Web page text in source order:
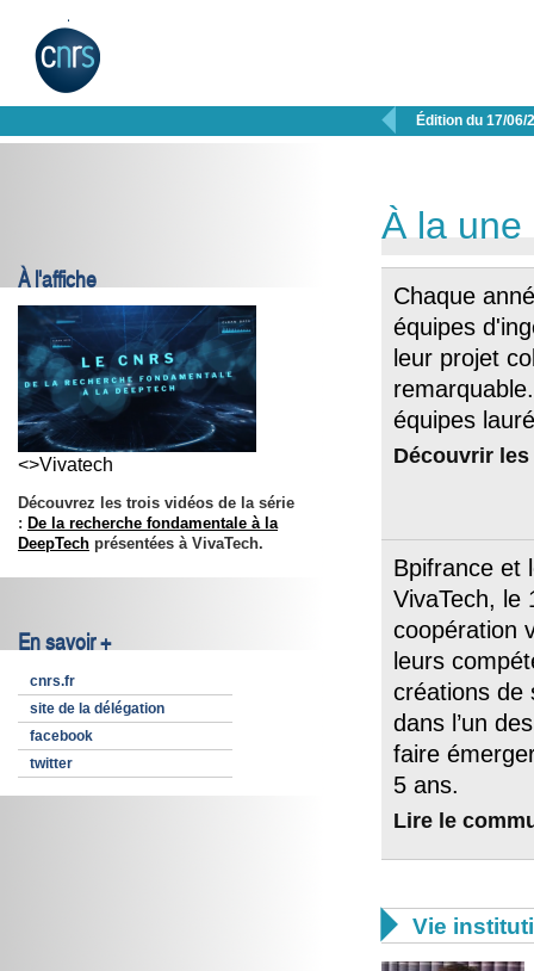
 Édition du 17/06/
À l'affiche
<>Vivatech
Découvrez les trois vidéos de la série
: De la recherche fondamentale à la
DeepTech présentées à VivaTech.
En savoir +
cnrs.fr
site de la délégation
facebook
twitter
À la une
Chaque
équipes
leur projet
équipes
Découvrir
Bpifrance et
VivaTech, le
coopération
leurs
créations de
dans l’un
faire
5 ans.
Lire le
 Vie